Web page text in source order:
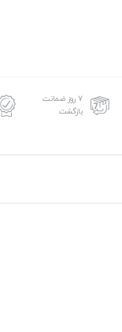
۷ روز ضمانت
بازگشت